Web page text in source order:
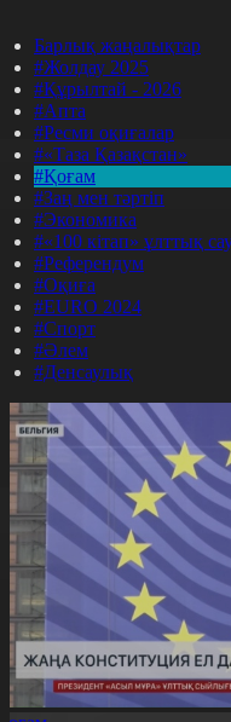
Барлық жаңалықтар
#Жолдау 2025
#Құрылтай - 2026
#Апта
#Ресми оқиғалар
#«Таза Қазақстан»
#Қоғам
#Заң мен тәртіп
#Экономика
#«100 кітап» ұлттық
#Референдум
#Оқиға
#EURO 2024
#Спорт
#Әлем
#Денсаулық